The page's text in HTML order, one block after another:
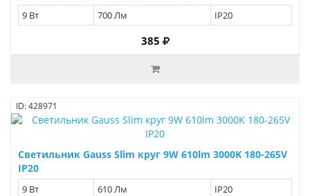
9 Вт 700 Лм IP20
385
ID: 428971
Светильник Gauss Slim круг 9W 610lm 3000K 180-265V
IP20
9 Вт 610 Лм IP20